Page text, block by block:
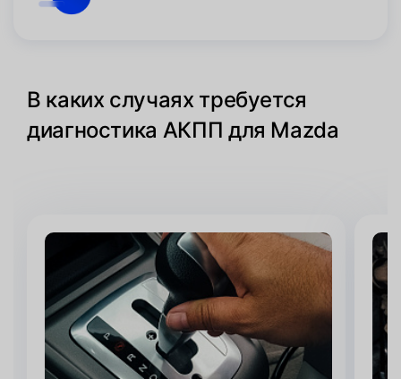
В каких случаях требуется
диагностика АКПП для Mazda